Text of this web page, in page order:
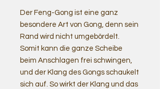
Der Feng-Gong ist eine ganz
besondere Art von Gong, denn sein
Rand wird nicht umgebördelt.
Somit kann die ganze Scheibe
beim Anschlagen frei schwingen,
und der Klang des Gongs schaukelt
sich auf. So wirkt der Klang und das